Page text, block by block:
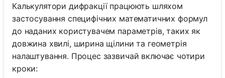
Калькулятори дифракції працюють шляхом
застосування специфічних математичних формул
до наданих користувачем параметрів, таких як
довжина хвилі, ширина щілини та геометрія
налаштування. Процес зазвичай включає чотири
кроки: